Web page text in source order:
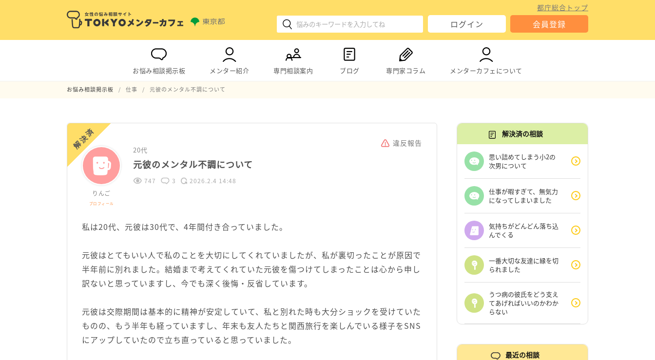
都庁総合トップ
ログイン 会員登録
お悩み相談掲示板 メンター紹介 専門相談案内 ブログ 専門家コラム メンターカフェについて
お悩み相談掲示板 仕事 元彼のメンタル不調について
解決済 違反報告
りんご
プロフィール
20代
元彼のメンタル不調について
747 3 2026.2.4 14:48
私は20代、元彼は30代で、4年間付き合っていました。
元彼はとてもいい人で私のことを大切にしてくれていましたが、私が裏切ったことが原因で
半年前に別れました。結婚まで考えてくれていた元彼を傷つけてしまったことは心から申し
訳ないと思っていますし、今でも深く後悔・反省しています。
元彼は交際期間は基本的に精神が安定していて、私と別れた時も大分ショックを受けていた
ものの、もう半年も経っていますし、年末も友人たちと関西旅行を楽しんでいる様子をSNS
にアップしていたので立ち直っていると思っていました。
解決済の相談
思い詰めてしまう小2の
次男について
仕事が暇すぎて、無気力
になってしまいました
気持ちがどんどん落ち込
んでくる
一番大切な友達に縁を切
られました
うつ病の彼氏をどう支え
てあげればいいのかわか
らない
最近の相談